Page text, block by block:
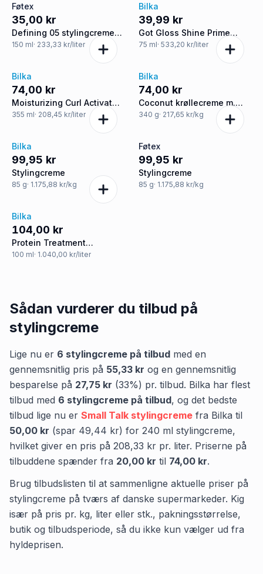
Føtex
35,00 kr
Defining 05 stylingcreme
krøllet hår
150 ml· 233,33 kr/liter
Bilka
39,99 kr
Got Gloss Shine Prime
stylingcreme
75 ml· 533,20 kr/liter
Bilka
74,00 kr
Moisturizing Curl Activator
stylingcreme m. sheasmør
355 ml· 208,45 kr/liter
Bilka
74,00 kr
Coconut krøllecreme m.
sheasmør t
340 g· 217,65 kr/kg
Bilka
99,95 kr
Stylingcreme
85 g· 1.175,88 kr/kg
Føtex
99,95 kr
Stylingcreme
85 g· 1.175,88 kr/kg
Bilka
104,00 kr
Protein Treatment
stylingcreme
100 ml· 1.040,00 kr/liter
Sådan vurderer du tilbud på
stylingcreme
Lige nu er 6 stylingcreme på tilbud med en
gennemsnitlig pris på 55,33 kr og en gennemsnitlig
besparelse på 27,75 kr (33%) pr. tilbud. Bilka har flest
tilbud med 6 stylingcreme på tilbud, og det bedste
tilbud lige nu er Small Talk stylingcreme fra Bilka til
50,00 kr (spar 49,44 kr) for 240 ml stylingcreme,
hvilket giver en pris på 208,33 kr pr. liter. Priserne på
tilbuddene spænder fra 20,00 kr til 74,00 kr.
Brug tilbudslisten til at sammenligne aktuelle priser på
stylingcreme på tværs af danske supermarkeder. Kig
især på pris pr. kg, liter eller stk., pakningsstørrelse,
butik og tilbudsperiode, så du ikke kun vælger ud fra
hyldeprisen.